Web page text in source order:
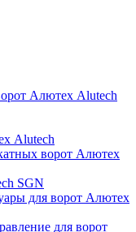
Алютех Alutech
Alutech
ворот Алютех
SGN
для ворот Алютех
для ворот